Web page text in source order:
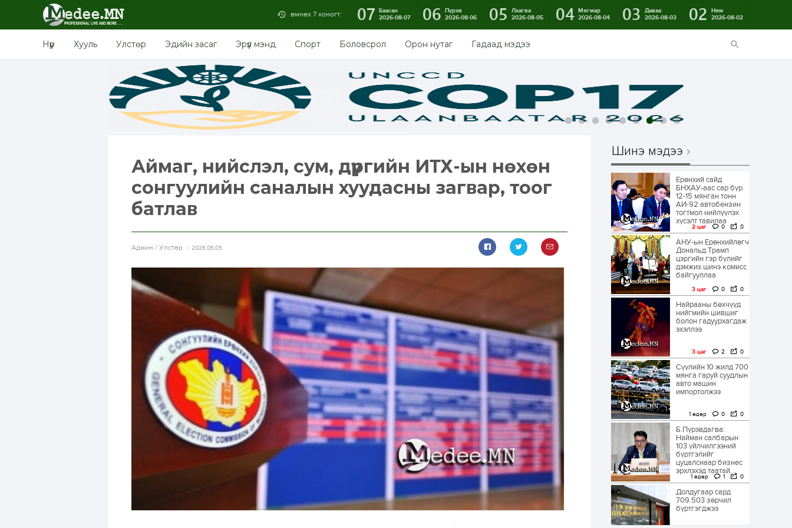
өмнөх 7 хоногт: 07 Баасан
2026-08-07
06 Пүрэв
2026-08-06
05
Лхагва
2026-08-05
04 Мягмар
2026-08-04
03
Даваа
2026-08-03
02
Ням
2026-08-02
Нүүр Хууль Улстөр Эдийн засаг Эрүүл мэнд Спорт Боловсрол Орон нутаг Гадаад мэдээ
Аймаг, нийслэл, сум, дүүргийн ИТХ-ын нөхөн
сонгуулийн саналын хуудасны загвар, тоог
батлав
Aдмин / Улстөр 2026.06.05
Шинэ мэдээ
Ерөнхий сайд
БНХАУ-аас сар бүр
12-15 мянган тонн
АИ-92 автобензин
тогтмол нийлүүлэх
хүсэлт тавилаа
2 цаг 0 0
АНУ-ын Ерөнхийлөгч
Дональд Трамп
цэргийн гэр бүлийг
дэмжих шинэ комисс
байгууллаа
3 цаг 0 0
Найрааны бөхчүүд
нийгмийн шившиг
болон гадуурхагдаж
эхэллээ
3 цаг 2 0
Сүүлийн 10 жилд 700
мянга гаруй суудлын
авто машин
импортолжээ
1 өдөр 0 0
Б.Пүрэвдагва:
Найман салбарын
103 үйлчилгээний
бүртгэлийг
цуцалснаар бизнес
эрхлэхэд таатай...
1 өдөр 1 0
Долдугаар сард
709.503 зөрчил
бүртгэгджээ